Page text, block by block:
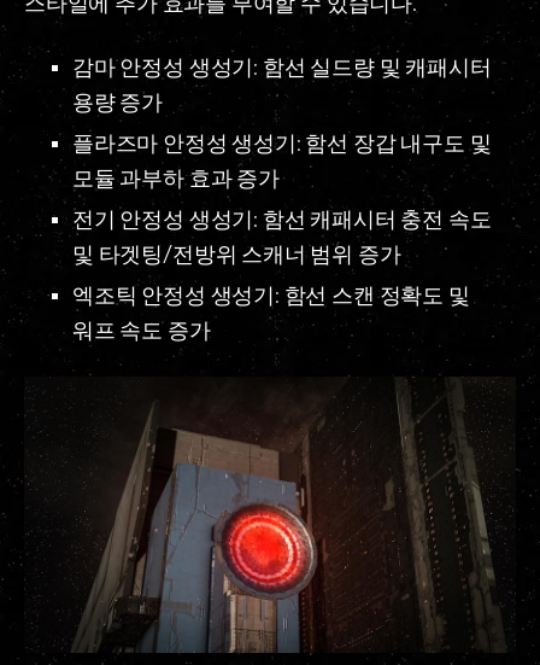
감마 안정성 생성기: 함선 실드량 및 캐패시터
용량 증가
플라즈마 안정성 생성기: 함선 장갑 내구도 및
모듈 과부하 효과 증가
전기 안정성 생성기: 함선 캐패시터 충전 속도
및 타겟팅/전방위 스캐너 범위 증가
엑조틱 안정성 생성기: 함선 스캔 정확도 및
워프 속도 증가